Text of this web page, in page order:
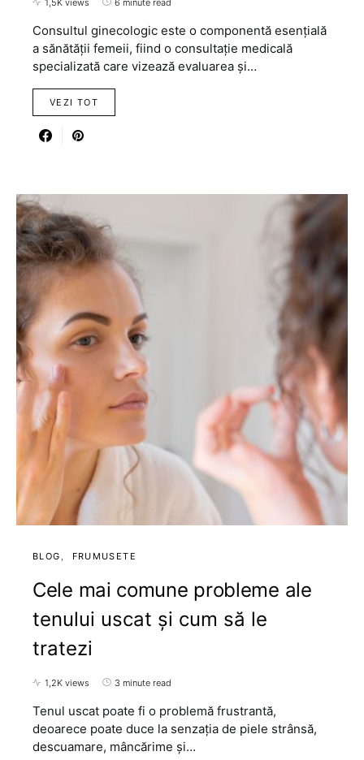
1,5K views 6 minute read
Consultul ginecologic este o componentă esențială
a sănătății femeii, fiind o consultație medicală
specializată care vizează evaluarea și…
VEZI TOT
BLOG FRUMUSETE
Cele mai comune probleme ale
tenului uscat și cum să le
tratezi
1,2K views 3 minute read
Tenul uscat poate fi o problemă frustrantă,
deoarece poate duce la senzația de piele strânsă,
descuamare, mâncărime și…